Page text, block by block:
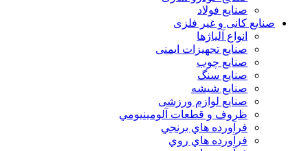
صنایع فولاد
صنایع کانی و غیر فلزی
انواع آلياژها
صنایع تجهیزات ایمنی
صنایع چوب
صنایع سنگ
صنایع شیشه
صنایع لوازم ورزشی
ظروف و قطعات آلومينيومي
فرآورده هاي برنجي
فرآورده هاي روي